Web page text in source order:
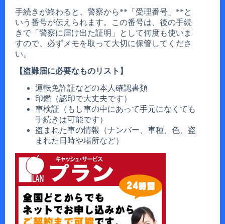
手続きが終わると、警察から**「受理番号」**と
いう番号が伝えられます。この番号は、後の手続
きで「警察に届け出た証明」として何度も使いま
すので、必ずメモを取って大切に保管してくださ
い。
【盗難届に必要なものリスト】
運転免許証などの本人確認書類
印鑑（認印で大丈夫です）
車検証（もし車の中にあって手元になくても
手続きは可能です）
盗まれた車の情報（ナンバー、車種、色、盗
まれた日時や場所など）